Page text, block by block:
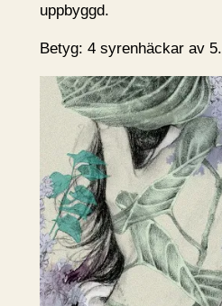
uppbyggd.
Betyg: 4 syrenhäckar av 5.